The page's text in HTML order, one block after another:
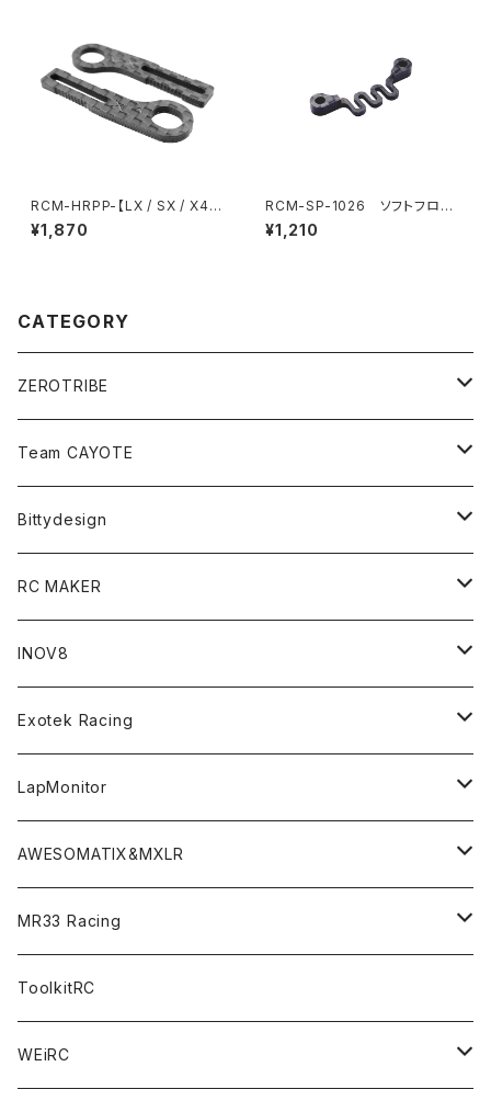
RCM-HRPP-【LX / SX / X4X
/ BD11X / Mi8X】 Horizonta
l リアポストボディマウント Pro
¥1,870
RCM-SP-1026 ソフトフロン
トバルクヘッドフレックスブレー
ス(オプション)
¥1,210
CATEGORY
ZEROTRIBE
Zetricks（Spare & Optional）
T4 MID Conversion Kit
T4 FWD Conversion Kit
BD9 MID Conversion Kit
Option Parts For TRF420,420X
Option Parts For TA08/TA08R
TA08
TA08R
Option Parts For XRAY T4
Option Parts For YOKOMO BD9
Option Parts For YOKOMO BD8
Accessories
Team CAYOTE
Batteries
Merchandise
Accessories
CREST ESC
CREST X EVO
CRESR RS120
CREST Stocki Motor
CREST Modi Motor
Special Set（ZEROTRIBEオリジナル）
Bittydesign
On-Road Clear Body＜オンロード用ボディ＞
GT8 （1/8 W/B325mm,W/B360mm）
LMH （1/10 190mm）
M-Chassis（1/10 W/B210-225mm）
F1（1/10）
Liquid Mask＜リキッドマスク＞
Accessories＜バッグ/その他製品＞
Stencils＜エアブラシ用ステンシル＞
RC MAKER
SP2＜組立キット／スペアー＆オプションパーツ＞
SP1＜組立キット／スペアー＆オプションパーツ＞
SP1-F＜組立キット／スペアー＆オプションパーツ＞
Awesomatix
A800MMX
A800R
XRAY
X4
X4F
Accessories
YOKOMO
INOV8
Bodyshell Accessories
Setup Tools
Pit Accessories
Radio Accessories
Option Parts
Electronics
Exotek Racing
Bodies
F1ULTRA
RUBBER TIRES＆WHEEL
LapMonitor
Decoder
Transponder
Accessories
AWESOMATIX&MXLR
A800R（KIT＆Spare & Optional）
A12（KIT＆Spare & Optional）
MR33 Racing
Chemicals＜ケミカル＞
Shock Oil＜ショックオイル＞
Tires＜タイヤ関連＞
ToolkitRC
WEiRC